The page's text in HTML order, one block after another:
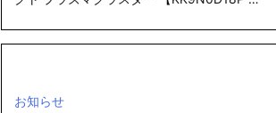
お知らせ